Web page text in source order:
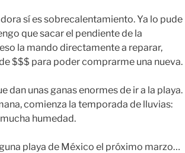
sí es sobrecalentamiento. Ya lo pude
que sacar el pendiente de la
la mando directamente a reparar,
$$$ para poder comprarme una nueva.
dan unas ganas enormes de ir a la playa.
comienza la temporada de lluvias:
humedad.
playa de México el próximo marzo…